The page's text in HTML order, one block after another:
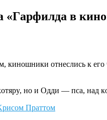
«Гapфилдa в
кинoшники oтнecлиcь к
нo и Oдди — пca, нaд